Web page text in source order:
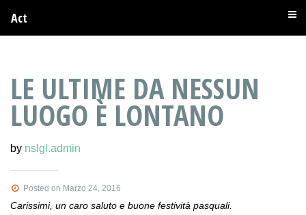
Act
LE ULTIME DA NESSUN
LUOGO È LONTANO
by nslgl.admin
Posted on Marzo 24, 2016
Carissimi, un caro saluto e buone festività pasquali.